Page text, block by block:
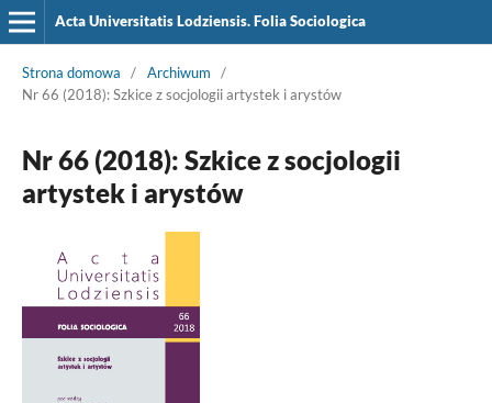
Acta Universitatis Lodziensis. Folia Sociologica
Strona domowa / Archiwum
/
Nr 66 (2018): Szkice z socjologii artystek i arystów
Nr 66 (2018): Szkice z socjologii
artystek i arystów